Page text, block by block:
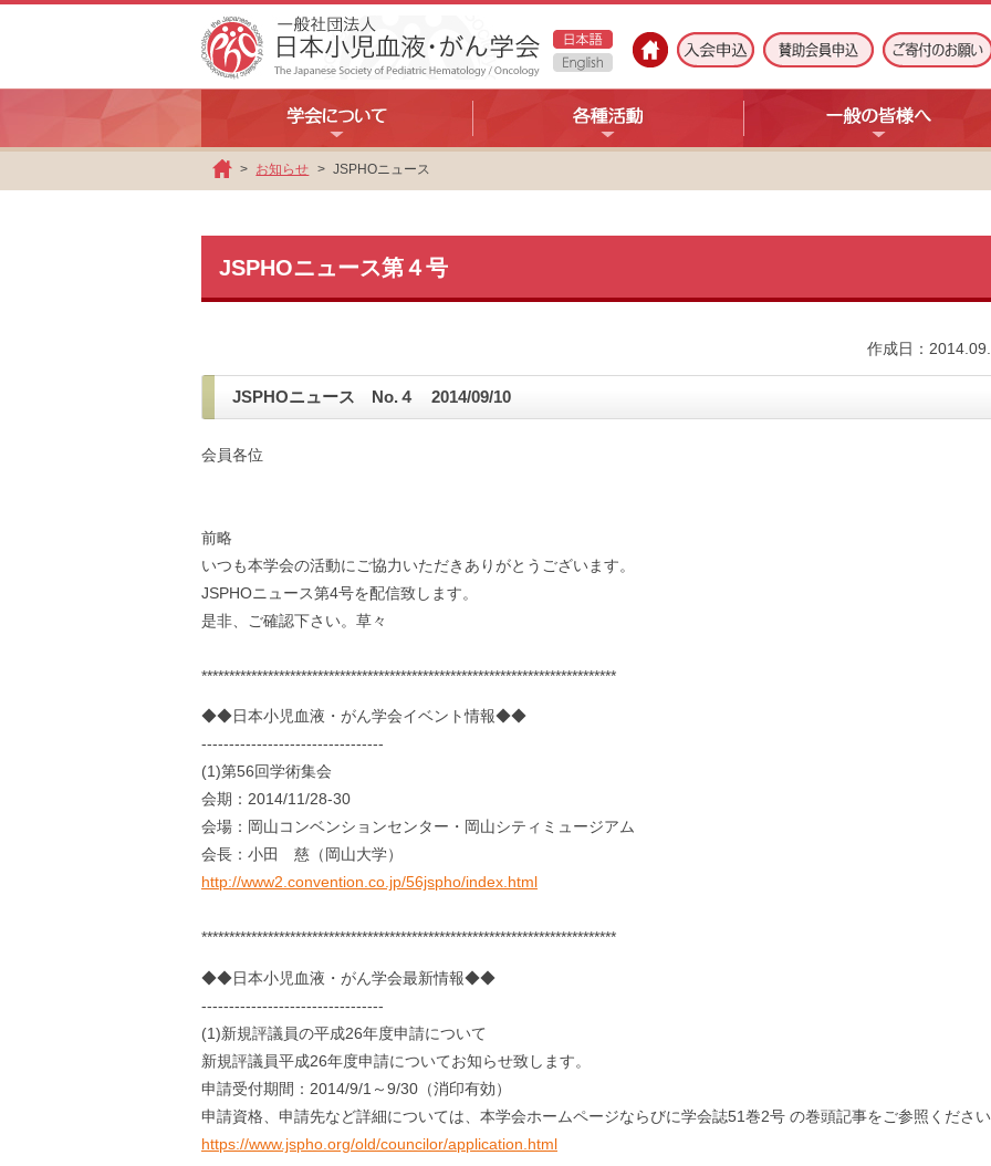
ホ
お知らせ JSPHOニュース
JSPHOニュース第４号
作成日：
JSPHOニュース No.４ 2014/09/10
会員各位
前略
いつも本学会の活動にご協力いただきありがとうございます。
JSPHOニュース第4号を配信致します。
是非、ご確認下さい。草々
***************************************************************************
◆◆日本小児血液・がん学会イベント情報◆◆
---------------------------------
(1)第56回学術集会
会期：2014/11/28-30
会場：岡山コンベンションセンター・岡山シティミュージアム
会長：小田 慈（岡山大学）
http://www2.convention.co.jp/56jspho/index.html
***************************************************************************
◆◆日本小児血液・がん学会最新情報◆◆
---------------------------------
(1)新規評議員の平成26年度申請について
新規評議員平成26年度申請についてお知らせ致します。
申請受付期間：2014/9/1～9/30（消印有効）
申請資格、申請先など詳細については、本学会ホームページならびに学会誌51巻2号 の巻頭記事をご参照くださ
https://www.jspho.org/old/councilor/application.html